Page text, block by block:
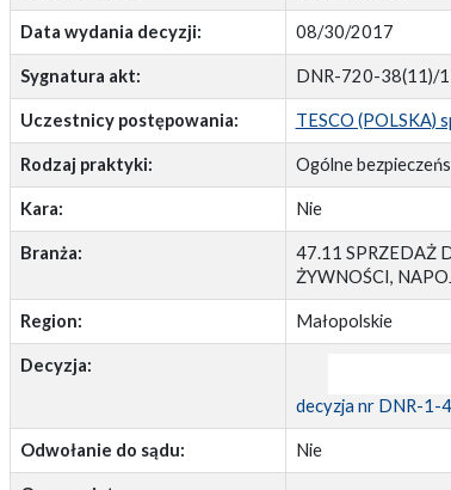
Data wydania decyzji: 08/30/2017
Sygnatura akt: DNR-720-38(11)/
Uczestnicy postępowania: TESCO (POLSKA)
Rodzaj praktyki: Ogólne
Kara: Nie
Branża:
47.11 SPRZEDAŻ
ŻYWNOŚCI,
Region: Małopolskie
Decyzja:
decyzja nr DNR-1-
Odwołanie do sądu: Nie